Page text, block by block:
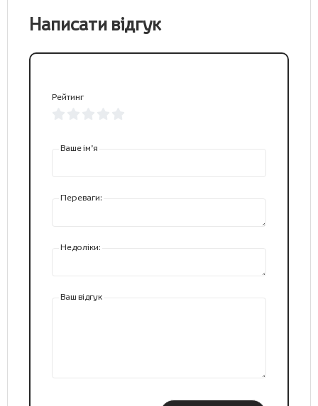
Написати відгук
Рейтинг
Ваше ім’я
Переваги:
Недоліки:
Ваш відгук